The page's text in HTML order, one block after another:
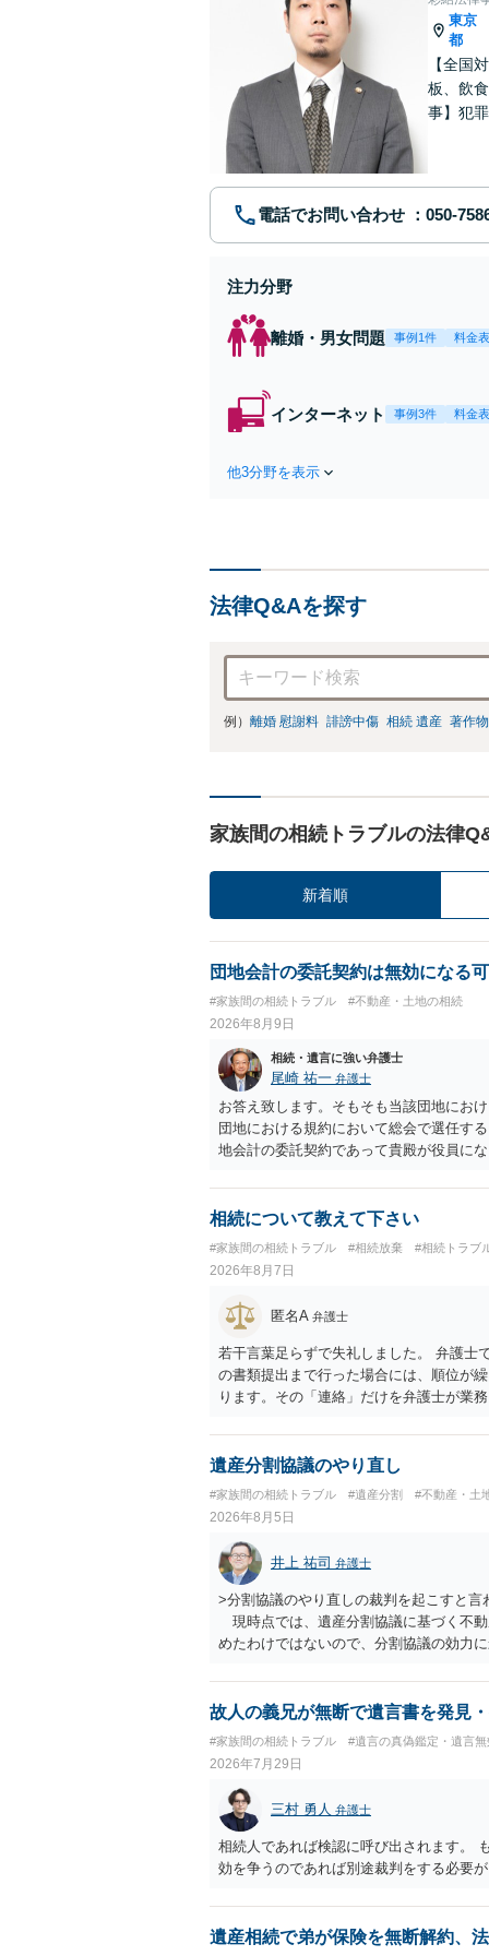
東京
都
【全国
板、飲
事】犯
電話でお問い合わせ
注力分野
離婚・男女問題 事例1件 料金
インターネット 事例3件 料金
他3分野を表示
法律Q&Aを探す
例） 離婚 慰謝料 誹謗中傷 相続 遺産 著作
家族間の相続トラブルの法律
新着順
団地会計の委託契約は無効になる
#家族間の相続トラブル #不動産・土地の相続
2026年8月9日
相続・遺言に強い弁護士
尾崎 祐一 弁護士
お答え致します。そもそも当該団地にお
団地における規約において総会で選任す
地会計の委託契約であって貴殿が役員に
より委託契約は有効に成立しています。
相続について教えて下さい
#家族間の相続トラブル #相続放棄 #相続トラブ
2026年8月7日
匿名A 弁護士
若干言葉足らずで失礼しました。 弁護士
の書類提出まで行った場合には、順位が
ります。その「連絡」だけを弁護士が業
遺産分割協議のやり直し
#家族間の相続トラブル #遺産分割 #不動産・土
2026年8月5日
井上 祐司 弁護士
>分割協議のやり直しの裁判を起こすと
現時点では、遺産分割協議に基づく不
めたわけではないので、分割協議の効力
りますが、 ・伯母様自身が分割協議に加
益が誰にあったかの立証が困難であるこ
故人の義兄が無断で遺言書を発見
#家族間の相続トラブル #遺言の真偽鑑定・遺言無
2026年7月29日
三村 勇人 弁護士
相続人であれば検認に呼び出されます。
効を争うのであれば別途裁判をする必要
遺産相続で弟が保険を無断解約、